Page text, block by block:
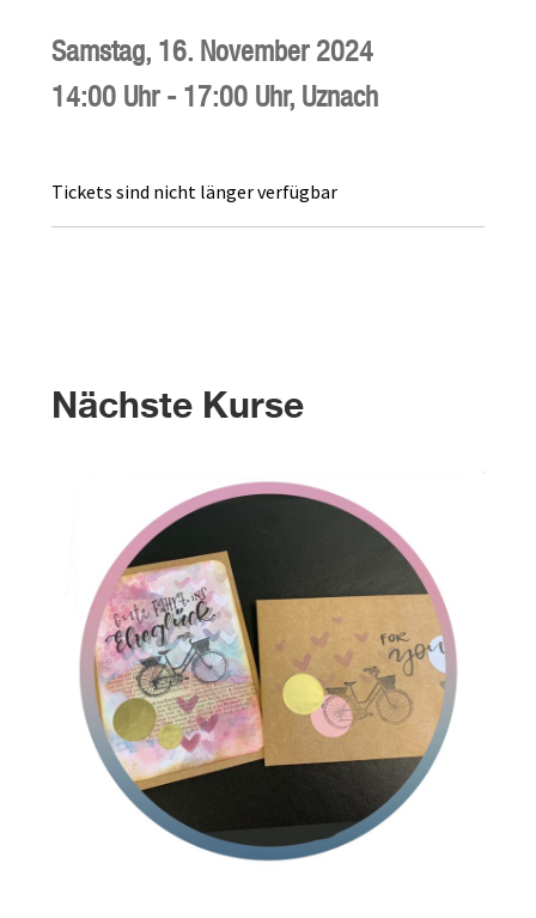
Samstag, 16. November 2024
14:00 Uhr- 17:00 Uhr, Uznach
Tickets sind nicht länger verfügbar
Nächste Kurse